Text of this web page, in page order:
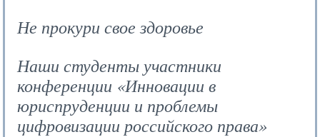
Не прокури свое здоровье
Наши студенты участники
конференции «Инновации в
юриспруденции и проблемы
цифровизации российского права»